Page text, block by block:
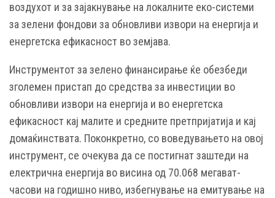
воздухот и за зајакнување на локалните еко-системи
за зелени фондови за обновливи извори на енергија и
енергетска ефикасност во земјава.
Инструментот за зелено финансирање ќе обезбеди
зголемен пристап до средства за инвестиции во
обновливи извори на енергија и во енергетска
ефикасност кај малите и средните претпријатија и кај
домаќинствата. Поконкретно, со воведувањето на овој
инструмент, се очекува да се постигнат заштеди на
електрична енергија во висина од 70.068 мегават-
часови на годишно ниво, избегнување на емитување на